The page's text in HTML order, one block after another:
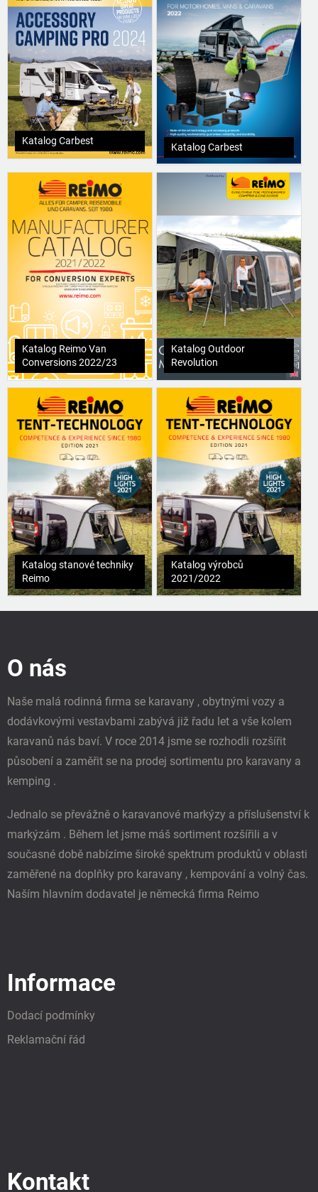
Katalog Carbest
Katalog Carbest
Katalog Reimo Van
Conversions 2022/23
Katalog Outdoor
Revolution
Katalog stanové techniky
Reimo
Katalog výrobců
2021/2022
O nás
Naše malá rodinná firma se karavany , obytnými vozy a
dodávkovými vestavbami zabývá již řadu let a vše kolem
karavanů nás baví. V roce 2014 jsme se rozhodli rozšířit
působení a zaměřit se na prodej sortimentu pro karavany a
kemping .
Jednalo se převážně o karavanové markýzy a příslušenství k
markýzám . Během let jsme máš sortiment rozšířili a v
současné době nabízíme široké spektrum produktů v oblasti
zaměřené na doplňky pro karavany , kempování a volný čas.
Naším hlavním dodavatel je německá firma Reimo
Informace
Dodací podmínky
Reklamační řád
Kontakt